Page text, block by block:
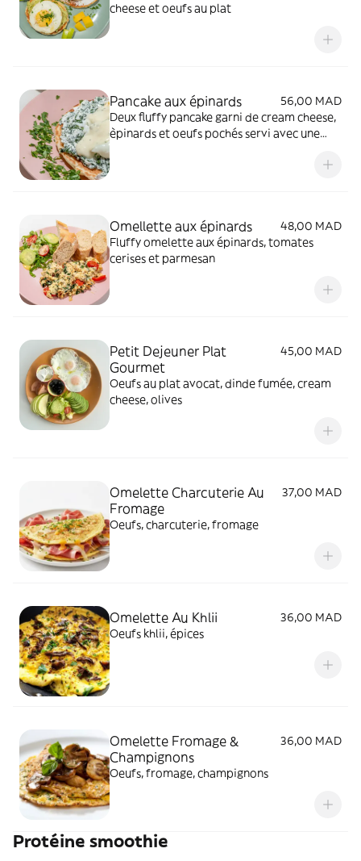
cheese et oeufs au plat
Pancake aux épinards
56,00 MAD
Deux fluffy pancake garni de cream cheese,
èpinards et oeufs pochés servi avec une
Omellette aux épinards
48,00 MAD
Fluffy omelette aux épinards, tomates
cerises et parmesan
Petit Dejeuner Plat
Gourmet
45,00 MAD
Oeufs au plat avocat, dinde fumée, cream
cheese, olives
Omelette Charcuterie Au
Fromage
37,00 MAD
Oeufs, charcuterie, fromage
Omelette Au Khlii
36,00 MAD
Oeufs khlii, épices
Omelette Fromage &
Champignons
36,00 MAD
Oeufs, fromage, champignons
Protéine smoothie